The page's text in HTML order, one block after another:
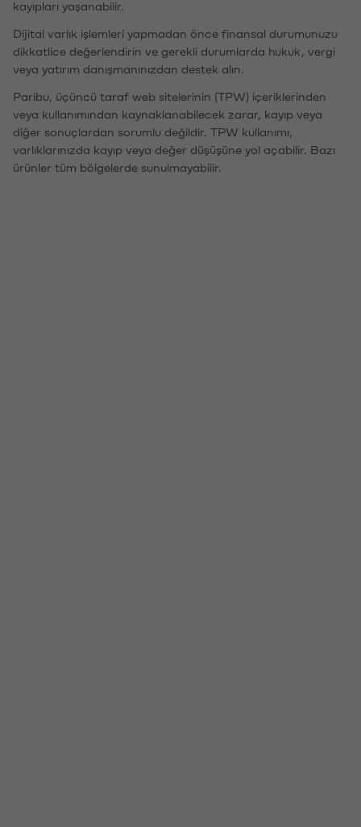
kayıpları yaşanabilir.
Dijital varlık işlemleri yapmadan önce finansal durumunuzu
dikkatlice değerlendirin ve gerekli durumlarda hukuk, vergi
veya yatırım danışmanınızdan destek alın.
Paribu, üçüncü taraf web sitelerinin (TPW) içeriklerinden
veya kullanımından kaynaklanabilecek zarar, kayıp veya
diğer sonuçlardan sorumlu değildir. TPW kullanımı,
varlıklarınızda kayıp veya değer düşüşüne yol açabilir. Bazı
ürünler tüm bölgelerde sunulmayabilir.